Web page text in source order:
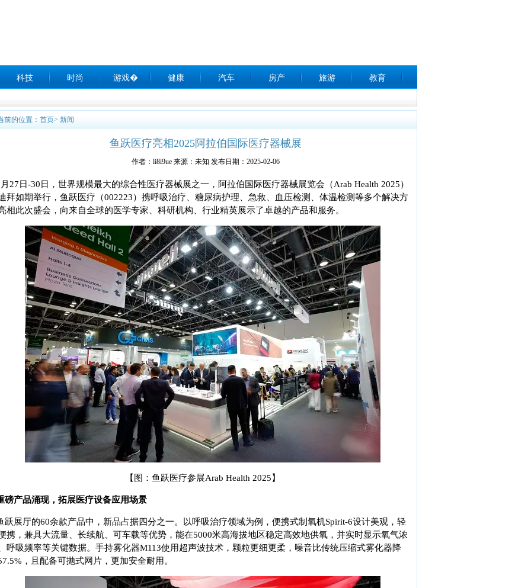
科技 时尚 游戏� 健康 汽车 房产 旅游 教育
前的位置： 首页> 新闻
鱼跃医疗亮相2025阿拉伯国际医疗器械展
作者：li8i9ue 来源：未知 发布日期：2025-02-06
27日-30日，世界规模最大的综合性医疗器械展之一，阿拉伯国际医疗器械展览会（Arab Health 2025）
拜如期举行，鱼跃医疗（002223）携呼吸治疗、糖尿病护理、急救、血压检测、体温检测等多个解决方
相此次盛会，向来自全球的医学专家、科研机构、行业精英展示了卓越的产品和服务。
【图：鱼跃医疗参展Arab Health 2025】
磅产品涌现，拓展医疗设备应用场景
跃展厅的60余款产品中，新品占据四分之一。以呼吸治疗领域为例，便携式制氧机Spirit-6设计美观，轻
携，兼具大流量、长续航、可车载等优势，能在5000米高海拔地区稳定高效地供氧，并实时显示氧气浓
呼吸频率等关键数据。手持雾化器M113使用超声波技术，颗粒更细更柔，噪音比传统压缩式雾化器降
，且配备可抛式网片，更加安全耐用。